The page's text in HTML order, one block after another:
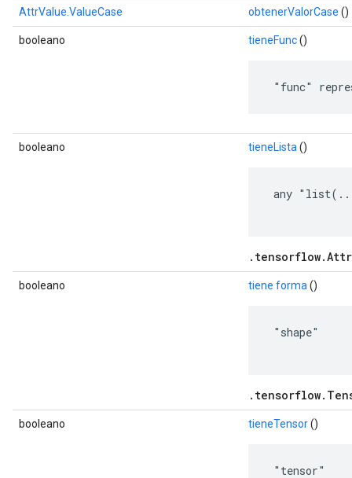
AttrValue.ValueCase obtenerValorCase ()
booleano tieneFunc()
"func"
booleano tieneLista ()
any
booleano tiene forma ()
"shape"
booleano tieneTensor()
"tensor"